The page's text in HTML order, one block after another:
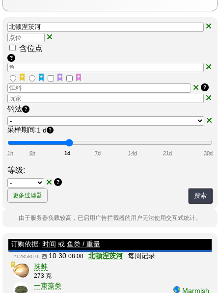
由于服务器负载较高，已启用广告拦截器的用户无法使用交互式统计。
订购依据: 时间 或 鱼类 / 重量
#12858076 10:30 08.08 北顿涅茨河
每周记录
珠蚌
273 克
一束藻类
Marmish
含位点
钓法
采样期间:1 d
1h 6h 1d 7d 14d 21d 30d
等级:
更多过滤器 搜索